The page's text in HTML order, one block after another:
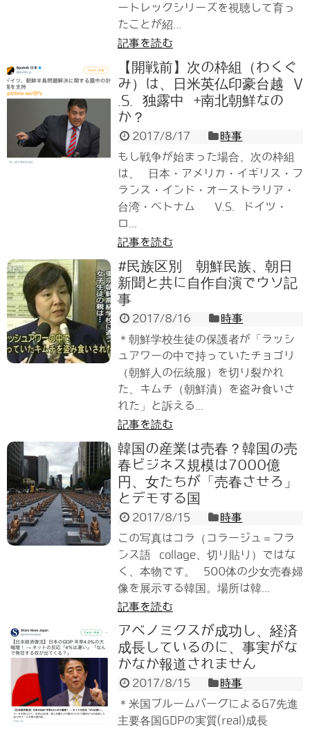
ートレックシリーズを視聴して育っ
たことが紹...
記事を読む
【開戦前】次の枠組（わくぐ
み）は、日米英仏印豪台越 V
.S. 独露中 +南北朝鮮なの
か？
2017/8/17
時事
もし戦争が始まった場合、次の枠組
は、 日本・アメリカ・イギリス・フ
ランス・インド・オーストラリア・
台湾・ベトナム V.S. ドイツ・
ロ...
記事を読む
#民族区別 朝鮮民族、朝日
新聞と共に自作自演でウソ記
事
2017/8/16
時事
＊朝鮮学校生徒の保護者が「ラッシ
ュアワーの中で持っていたチョゴリ
（朝鮮人の伝統服）を切り裂かれ
た、キムチ（朝鮮漬）を盗み食いさ
れた」と訴える...
記事を読む
韓国の産業は売春？韓国の売
春ビジネス規模は7000億
円、女たちが「売春させろ」
とデモする国
2017/8/15
時事
この写真はコラ（コラージュ＝フラ
ンス語 collage、切り貼り）ではな
く、本物です。 500体の少女売春婦
像を展示する韓国。場所は韓...
記事を読む
アベノミクスが成功し、経済
成長しているのに、事実がな
かなか報道されません
2017/8/15
時事
＊米国ブルームバーグによるG7先進
主要各国GDPの実質(real)成長